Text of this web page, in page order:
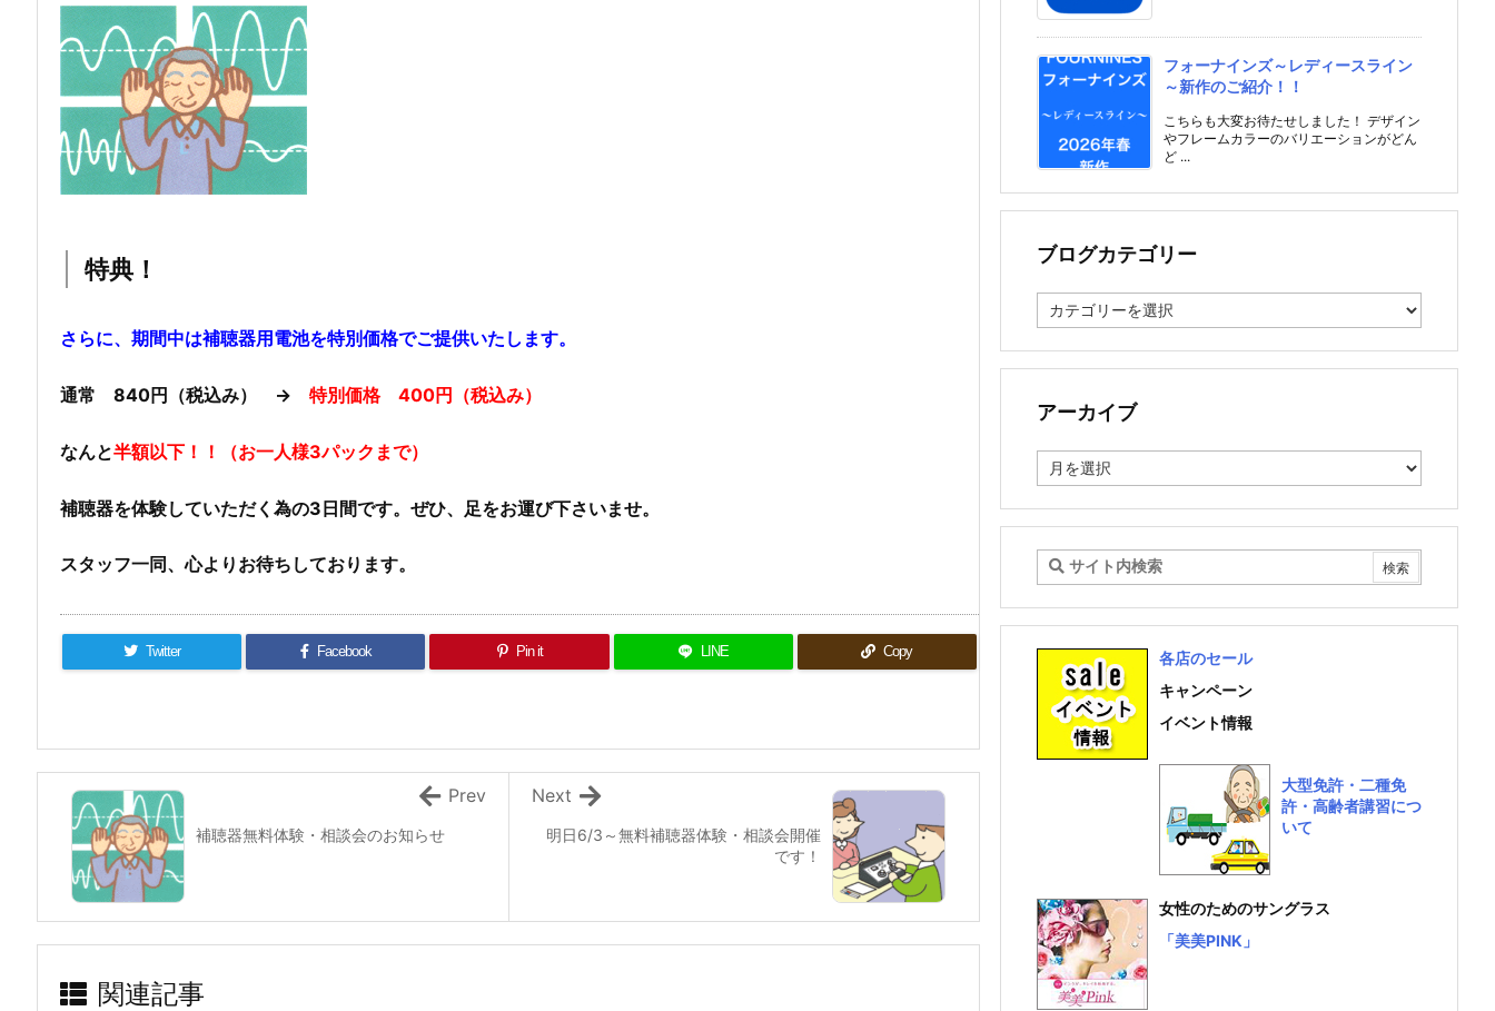
特典！
さらに、期間中は補聴器用電池を特別価格でご提供いたします。
通常 840円（税込み） → 特別価格 400円（税込み）
なんと半額以下！！（お一人様3パックまで）
補聴器を体験していただく為の3日間です。ぜひ、足をお運び下さいませ。
スタッフ一同、心よりお待ちしております。
Twitter Facebook Pin it LINE Copy
明日6/3～無料補聴器体験・相談会開催
です！
Next
補聴器無料体験・相談会のお知らせ
Prev
関連記事
フォーナインズ～レディースライン
～新作のご紹介！！
こちらも大変お待たせしました！ デザイン
やフレームカラーのバリエーションがどん
ど ...
ブログカテゴリー
ロ
カ
ゴ
ー
アーカイブ
ー
イ
各店のセール
キャンペーン
イベント情報
大型免許・二種免
許・高齢者講習につ
いて
女性のためのサングラス
「美美PINK」